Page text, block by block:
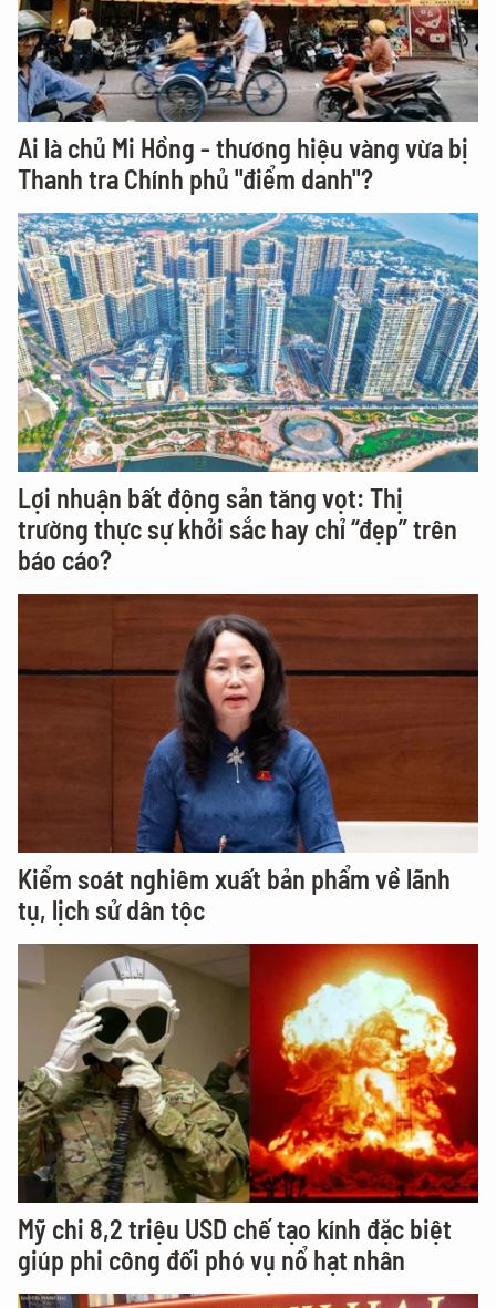
Ai là chủ Mi Hồng - thương hiệu vàng vừa bị
Thanh tra Chính phủ "điểm danh"?
Lợi nhuận bất động sản tăng vọt: Thị
trường thực sự khởi sắc hay chỉ “đẹp” trên
báo cáo?
Kiểm soát nghiêm xuất bản phẩm về lãnh
tụ, lịch sử dân tộc
Mỹ chi 8,2 triệu USD chế tạo kính đặc biệt
giúp phi công đối phó vụ nổ hạt nhân